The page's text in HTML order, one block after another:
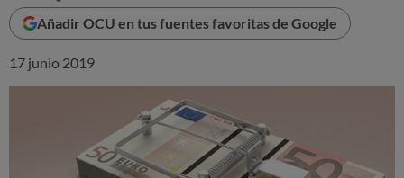
Añadir OCU en tus fuentes favoritas de Google
17 junio 2019